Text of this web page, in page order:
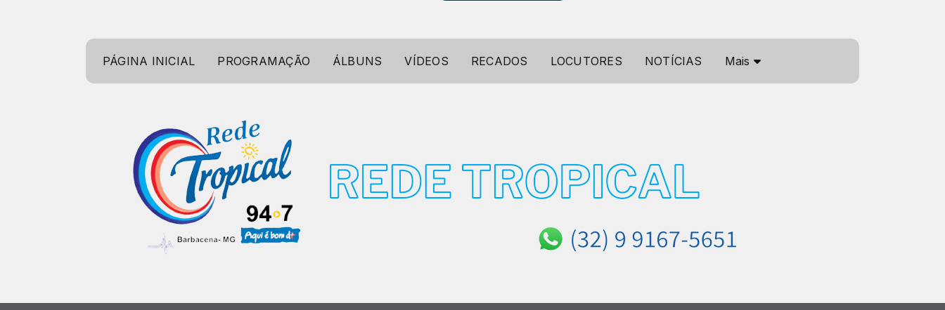
PÁGINA INICIAL PROGRAMAÇÃO ÁLBUNS VÍDEOS RECADOS LOCUTORES NOTÍCIAS Mais